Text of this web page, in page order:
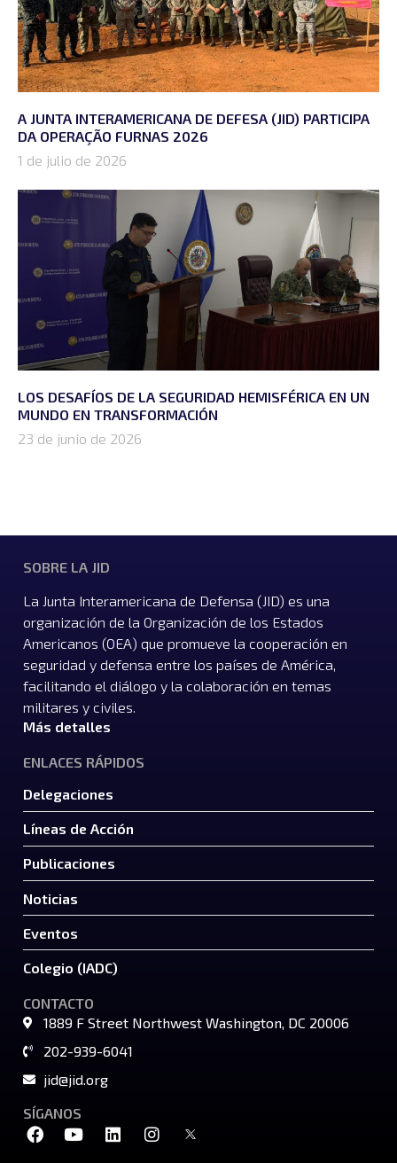
A JUNTA INTERAMERICANA DE DEFESA (JID) PARTICIPA
DA OPERAÇÃO FURNAS 2026
1 de julio de 2026
LOS DESAFÍOS DE LA SEGURIDAD HEMISFÉRICA EN UN
MUNDO EN TRANSFORMACIÓN
23 de junio de 2026
SOBRE LA JID
La Junta Interamericana de Defensa (JID) es una
organización de la Organización de los Estados
Americanos (OEA) que promueve la cooperación en
seguridad y defensa entre los países de América,
facilitando el diálogo y la colaboración en temas
militares y civiles.
Más detalles
ENLACES RÁPIDOS
Delegaciones
Líneas de Acción
Publicaciones
Noticias
Eventos
Colegio (IADC)
CONTACTO
1889 F Street Northwest Washington, DC 20006
202-939-6041
jid@jid.org
SÍGANOS